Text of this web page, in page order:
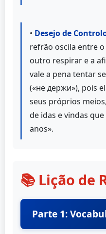
• Desejo de
refrão oscila entre
outro respirar e a
vale a pena tentar
(«не держи»), pois
seus próprios
de idas e vindas
anos».
📚 Lição de
Parte 1: